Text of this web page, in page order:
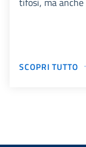
SCOPRI TUTTO